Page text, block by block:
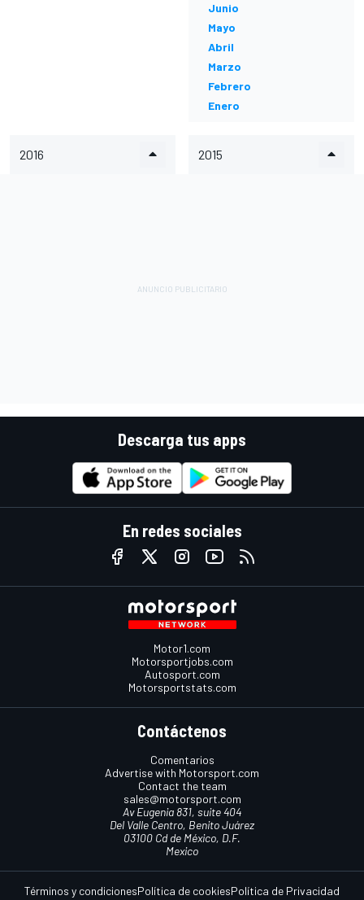
Junio
Mayo
Abril
Marzo
Febrero
Enero
2016 2015
Descarga tus apps
En redes sociales
Motor1.com
Motorsportjobs.com
Autosport.com
Motorsportstats.com
Contáctenos
Comentarios
Advertise with Motorsport.com
Contact the team
sales@motorsport.com
Av Eugenia 831, suite 404
Del Valle Centro, Benito Juárez
03100 Cd de México, D.F.
Mexico
Términos y condicionesPolítica de cookiesPolítica de Privacidad